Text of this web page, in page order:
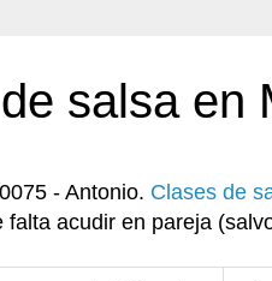
salsa en
- Antonio. Clases de
falta acudir en pareja